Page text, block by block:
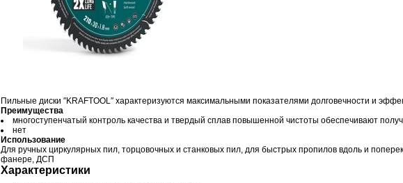
Пильные диски ″KRAFTOOL″ характеризуются максимальными показателями долговечности и
Преимущества
многоступенчатый контроль качества и твердый сплав повышенной чистоты обеспечивают
нет
Использование
Для ручных циркулярных пил, торцовочных и станковых пил, для быстрых пропилов вдоль и
фанере, ДСП
Характеристики